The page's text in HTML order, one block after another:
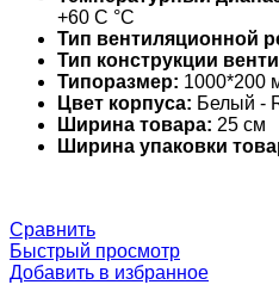
+60 С °С
Тип вентиляционной
Тип конструкции
Типоразмер: 1000*200
Цвет корпуса: Белый -
Ширина товара: 25 см
Ширина упаковки
Сравнить
Быстрый просмотр
Добавить в избранное